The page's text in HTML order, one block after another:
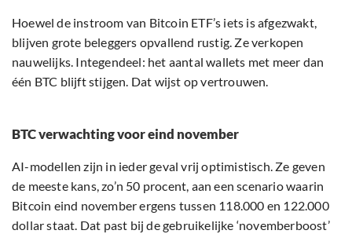
Hoewel de instroom van Bitcoin ETF’s iets is afgezwakt,
blijven grote beleggers opvallend rustig. Ze verkopen
nauwelijks. Integendeel: het aantal wallets met meer dan
één BTC blijft stijgen. Dat wijst op vertrouwen.
BTC verwachting voor eind november
AI-modellen zijn in ieder geval vrij optimistisch. Ze geven
de meeste kans, zo’n 50 procent, aan een scenario waarin
Bitcoin eind november ergens tussen 118.000 en 122.000
dollar staat. Dat past bij de gebruikelijke ‘novemberboost’